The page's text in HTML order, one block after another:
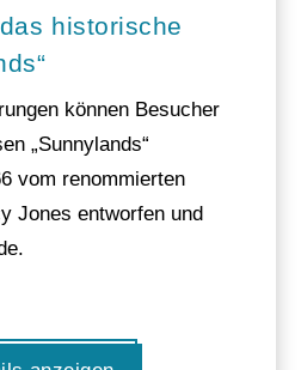
historische
können Besucher
„Sunnylands“
vom renommierten
Jones entworfen und